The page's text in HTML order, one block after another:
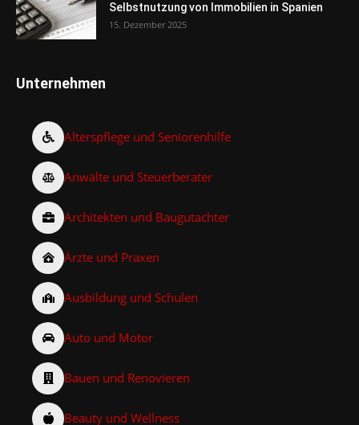
Selbstnutzung von Immobilien in Spanien
15. Dezember 2025
Unternehmen
Alterspflege und Seniorenhilfe
Anwälte und Steuerberater
Architekten und Baugutachter
Ärzte und Praxen
Ausbildung und Schulen
Auto und Motor
Bauen und Renovieren
Beauty und Wellness